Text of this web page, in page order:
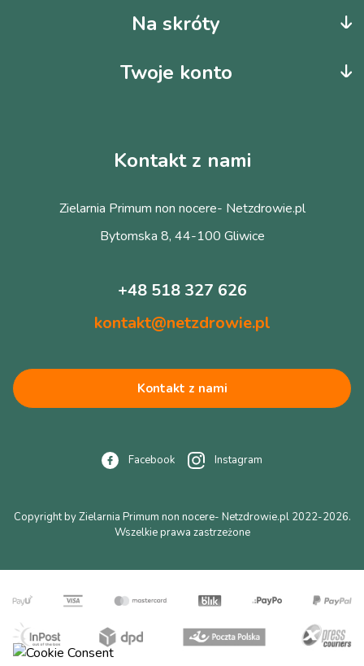
Na skróty
Twoje konto
Kontakt z nami
Zielarnia Primum non nocere- Netzdrowie.pl
Bytomska 8, 44-100 Gliwice
+48 518 327 626
kontakt@netzdrowie.pl
Kontakt z nami
Facebook Instagram
Copyright by Zielarnia Primum non nocere- Netzdrowie.pl 2022-2026.
Wszelkie prawa zastrzeżone